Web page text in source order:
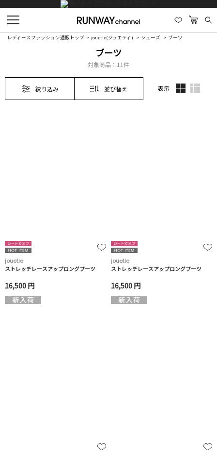
レディースファッション通販トップ jouetie(ジュエティ) シューズ ブーツ
ブーツ
対象商品： 11件
絞り込み 並び替え 表示
jouetie
ストレッチレースアップロングブーツ
16,500 円
jouetie
ストレッチレースアップロングブーツ
16,500 円